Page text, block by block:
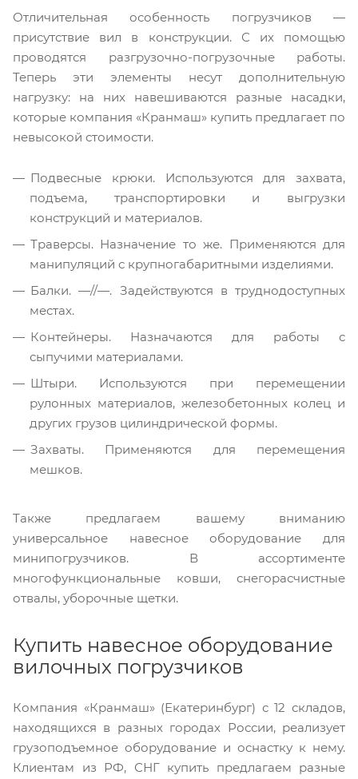
Отличительная особенность погрузчиков —
присутствие вил в конструкции. С их помощью
проводятся разгрузочно-погрузочные работы.
Теперь эти элементы несут дополнительную
нагрузку: на них навешиваются разные насадки,
которые компания «Кранмаш» купить предлагает по
невысокой стоимости.
Подвесные крюки. Используются для захвата,
подъема, транспортировки и выгрузки
конструкций и материалов.
Траверсы. Назначение то же. Применяются для
манипуляций с крупногабаритными изделиями.
Балки. —//—. Задействуются в труднодоступных
местах.
Контейнеры. Назначаются для работы с
сыпучими материалами.
Штыри. Используются при перемещении
рулонных материалов, железобетонных колец и
других грузов цилиндрической формы.
Захваты. Применяются для перемещения
мешков.
Также предлагаем вашему вниманию
универсальное навесное оборудование для
минипогрузчиков. В ассортименте
многофункциональные ковши, снегорасчистные
отвалы, уборочные щетки.
Купить навесное оборудование
вилочных погрузчиков
Компания «Кранмаш» (Екатеринбург) с 12 складов,
находящихся в разных городах России, реализует
грузоподъемное оборудование и оснастку к нему.
Клиентам из РФ, СНГ купить предлагаем разные